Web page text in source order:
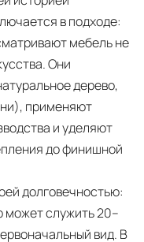
в подходе:
мебель не
Они
дерево,
применяют
и уделяют
до финишной
долговечностью:
может служить 20–
вид. В